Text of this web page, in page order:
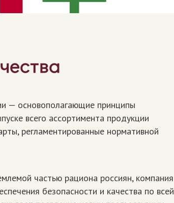
— основополагающие принципы
всего ассортимента продукции
регламентированные нормативной
частью рациона россиян, компания
безопасности и качества по всей